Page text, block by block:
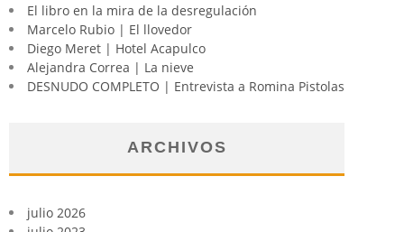
El libro en la mira de la desregulación
Marcelo Rubio | El llovedor
Diego Meret | Hotel Acapulco
Alejandra Correa | La nieve
DESNUDO COMPLETO | Entrevista a Romina Pistolas
ARCHIVOS
julio 2026